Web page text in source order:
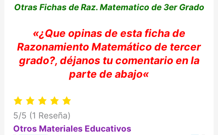
Otras Fichas de Raz. Matematico de 3er Grado
«¿Que opinas de esta ficha de
RazonamientoMatemáticode tercer
grado?, déjanostucomentario en la
parte de abajo«
5/5 (1 Reseña)
Otros Materiales Educativos